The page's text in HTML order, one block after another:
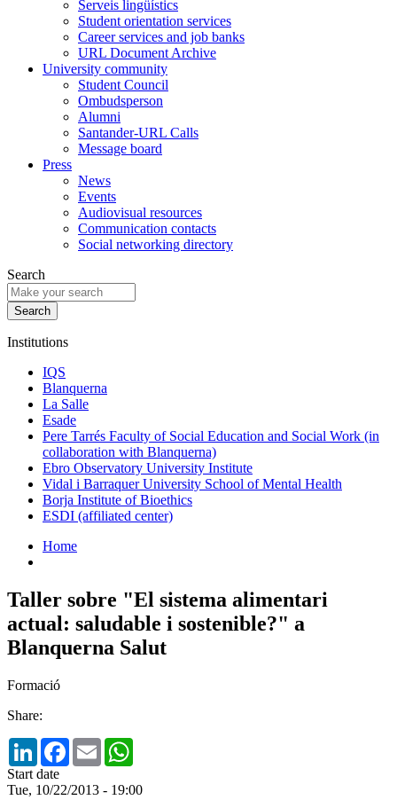
Serveis lingüístics
Student orientation services
Career services and job banks
URL Document Archive
University community
Student Council
Ombudsperson
Alumni
Santander-URL Calls
Message board
Press
News
Events
Audiovisual resources
Communication contacts
Social networking directory
Search
Institutions
IQS
Blanquerna
La Salle
Esade
Pere Tarrés Faculty of Social Education and Social Work (in
collaboration with Blanquerna)
Ebro Observatory University Institute
Vidal i Barraquer University School of Mental Health
Borja Institute of Bioethics
ESDI (affiliated center)
Home
Taller sobre "El sistema alimentari
actual: saludable i sostenible?" a
Blanquerna Salut
Formació
Share:
LinkedInFacebook
Email
Start date
Tue, 10/22/2013 - 19:00